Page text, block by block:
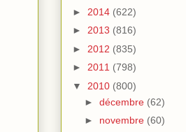
► 2014 (622)
► 2013 (816)
► 2012 (835)
► 2011 (798)
▼ 2010 (800)
► décembre (62)
► novembre (60)